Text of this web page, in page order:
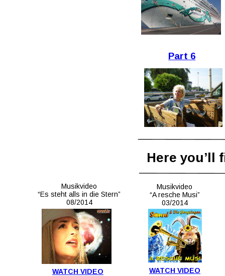
Here you’ll
Part 6
Musikvideo
“A resche Musi”
03/2014
WATCH VIDEO
Musikvideo
“Es steht alls in die Stern”
08/2014
WATCH VIDEO